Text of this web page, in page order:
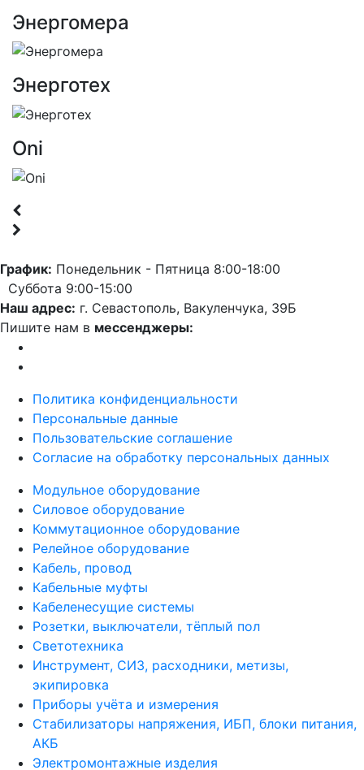
Энергомера
Энерготех
Oni
График: Понедельник - Пятница 8:00-18:00
Суббота 9:00-15:00
Наш адрес: г. Севастополь, Вакуленчука, 39Б
Пишите нам в мессенджеры:
Политика конфиденциальности
Персональные данные
Пользовательские соглашение
Согласие на обработку персональных данных
Модульное оборудование
Силовое оборудование
Коммутационное оборудование
Релейное оборудование
Кабель, провод
Кабельные муфты
Кабеленесущие системы
Розетки, выключатели, тёплый пол
Светотехника
Инструмент, СИЗ, расходники, метизы,
экипировка
Приборы учёта и измерения
Стабилизаторы напряжения, ИБП, блоки питания,
АКБ
Электромонтажные изделия